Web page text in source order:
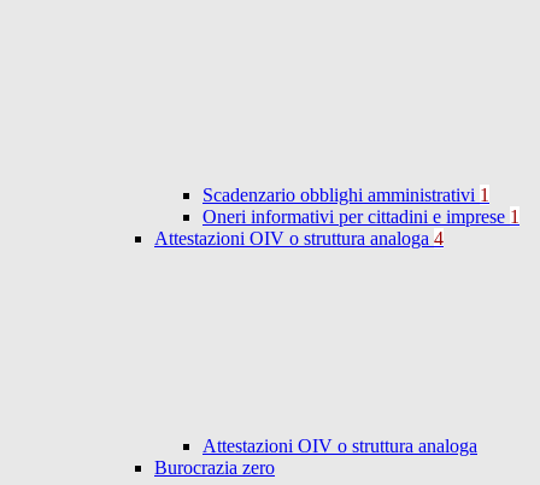
Scadenzario obblighi amministrativi 1
Oneri informativi per cittadini e imprese 1
Attestazioni OIV o struttura analoga 4
Attestazioni OIV o struttura analoga
Burocrazia zero